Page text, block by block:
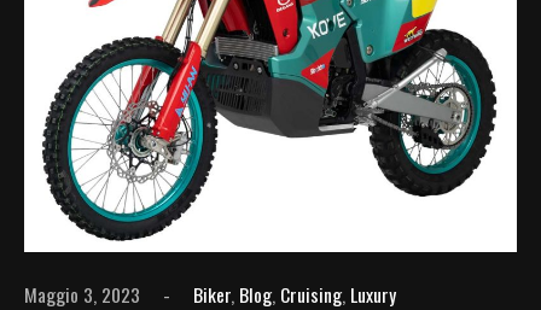
Maggio 3, 2023 Biker, Blog, Cruising, Luxury